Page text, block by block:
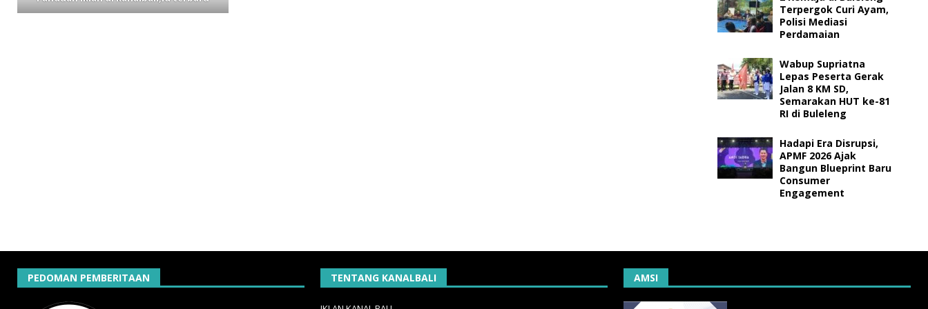
Terpergok Curi Ayam,
Polisi Mediasi
Perdamaian
Wabup Supriatna
Lepas Peserta Gerak
Jalan 8 KM SD,
Semarakan HUT ke-81
RI di Buleleng
Hadapi Era Disrupsi,
APMF 2026 Ajak
Bangun Blueprint Baru
Consumer
Engagement
PEDOMAN PEMBERITAAN TENTANG KANALBALI AMSI